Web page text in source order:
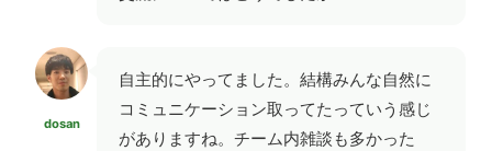
dosan
自主的にやってました。結構みんな自然に
コミュニケーション取ってたっていう感じ
がありますね。チーム内雑談も多かった